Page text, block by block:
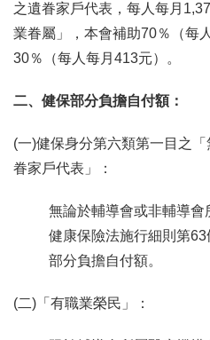
之遺眷家戶代表，每人每月
業眷屬」，本會補助70％（每
30％（每人每月413元）。
二、健保部分負擔自付額：
(一)健保身分第六類第一目之
眷家戶代表」：
無論於輔導會或非輔導
健康保險法施行細則第
部分負擔自付額。
(二)「有職業榮民」：